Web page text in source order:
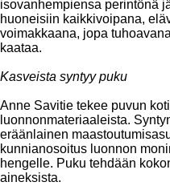
isovanhempiensa perintönä
huoneisiin kaikkivoipana,
voimakkaana, jopa
kaataa.
Kasveista syntyy puku
Anne Savitie tekee puvun
luonnonmateriaaleista.
eräänlainen
kunnianosoitus luonnon
hengelle. Puku tehdään
aineksista.